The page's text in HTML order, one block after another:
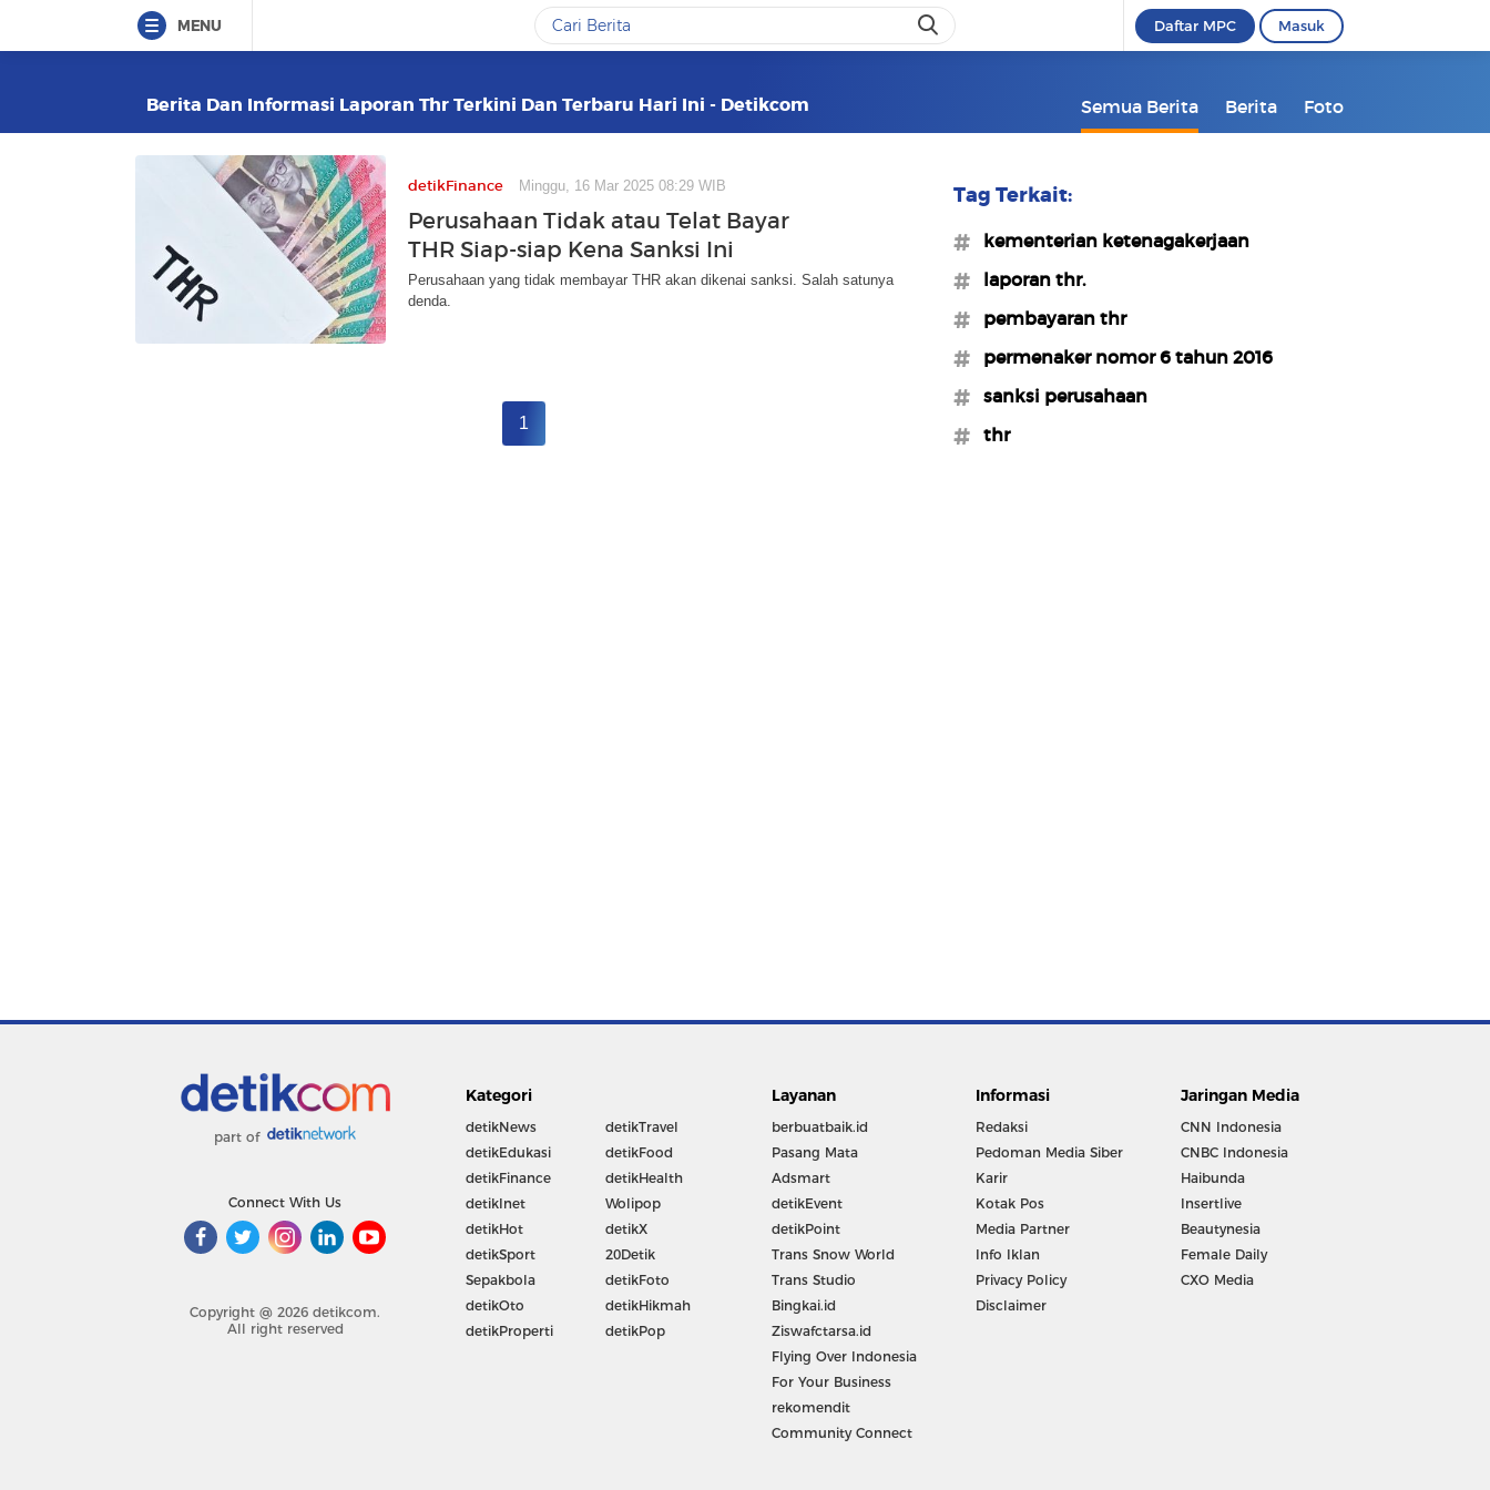
MENU Daftar MPC Masuk
Berita Dan Informasi Laporan Thr Terkini Dan Terbaru Hari Ini - Detikcom Semua Berita Berita Foto
detikFinance Minggu, 16 Mar 2025 08:29 WIB
Perusahaan Tidak atau Telat Bayar
THR Siap-siap Kena Sanksi Ini
Perusahaan yang tidak membayar THR akan dikenai sanksi. Salah satunya
denda.
1
Tag Terkait:
#kementerian ketenagakerjaan
#laporan thr.
#pembayaran thr
#permenaker nomor 6 tahun 2016
#sanksi perusahaan
#thr
part of
Connect With Us
Copyright @ 2026 detikcom.
All right reserved
Kategori
detikNews
detikEdukasi
detikFinance
detikInet
detikHot
detikSport
Sepakbola
detikOto
detikProperti
detikTravel
detikFood
detikHealth
Wolipop
detikX
20Detik
detikFoto
detikHikmah
detikPop
Layanan
berbuatbaik.id
Pasang Mata
Adsmart
detikEvent
detikPoint
Trans Snow World
Trans Studio
Bingkai.id
Ziswafctarsa.id
Flying Over Indonesia
For Your Business
rekomendit
Community Connect
Informasi
Redaksi
Pedoman Media Siber
Karir
Kotak Pos
Media Partner
Info Iklan
Privacy Policy
Disclaimer
Jaringan Media
CNN Indonesia
CNBC Indonesia
Haibunda
Insertlive
Beautynesia
Female Daily
CXO Media